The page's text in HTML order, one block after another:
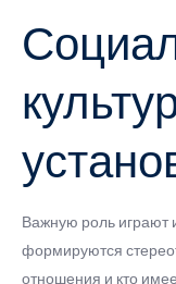
Важную роль играют
формируются
отношения и кто